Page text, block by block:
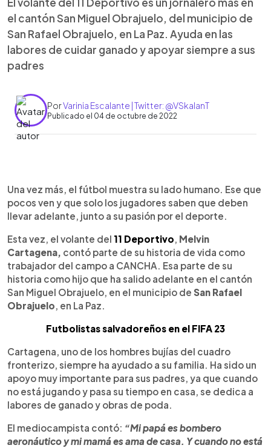
el cantón San Miguel Obrajuelo, del municipio de
San Rafael Obrajuelo, en La Paz. Ayuda en las
labores de cuidar ganado y apoyar siempre a sus
padres
PorVarinia Escalante | Twitter: @VSkalanT
Publicado el 04 de octubre de 2022
Escuchar artículo
Una vez más, el fútbol muestra su lado humano. Ese que
pocos ven y que solo los jugadores saben que deben
llevar adelante, junto a su pasión por el deporte.
Esta vez, el volante del 11 Deportivo, Melvin
Cartagena, contó parte de su historia de vida como
trabajador del campo a CANCHA. Esa parte de su
historia como hijo que ha salido adelante en el cantón
San Miguel Obrajuelo, en el municipio de San Rafael
Obrajuelo, en La Paz.
Futbolistas salvadoreños en el FIFA 23
Cartagena, uno de los hombres bujías del cuadro
fronterizo, siempre ha ayudado a su familia. Ha sido un
apoyo muy importante para sus padres, ya que cuando
no está jugando y pasa su tiempo en casa, se dedica a
labores de ganado y obras de poda.
El mediocampista contó: “Mi papá es bombero
aeronáutico y mi mamá es ama de casa. Y cuando no está